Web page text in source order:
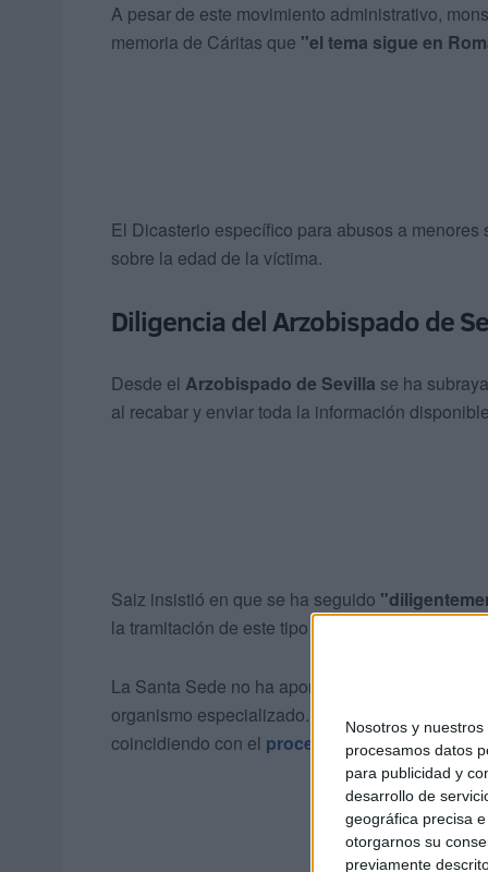
Nosotros y nuestros
procesamos datos
para publicidad y
desarrollo de
geográfica precisa
otorgarnos su
previamente
A pesar de este movimiento administrativo,
memoria de Cáritas que "el tema sigue en
El Dicasterio específico para abusos a menores
sobre la edad de la víctima.
Diligencia del Arzobispado de
Desde el Arzobispado de Sevilla se ha
al recabar y enviar toda la información
Saiz insistió en que se ha seguido
la tramitación de este tipo de casos complejos.
La Santa Sede no ha aportado nuevas
organismo especializado. Cabe recordar que
coincidiendo con el proceso de su jubilación